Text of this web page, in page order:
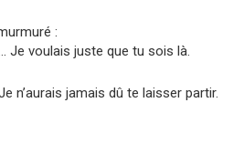
:
Je voulais juste que tu sois là.
n’aurais jamais dû te laisser partir.